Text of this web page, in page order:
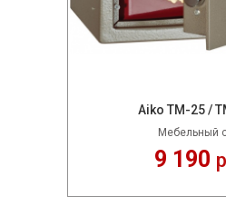
Aiko TM-25 /
Мебельный
9 190